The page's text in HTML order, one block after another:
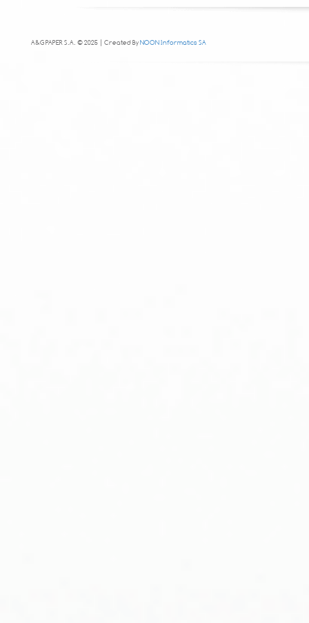
A&G PAPER S.A. © 2025 | Created ByNOON Informatics SA